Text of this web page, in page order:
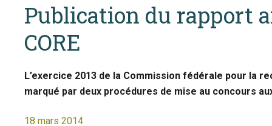
Publication du rapport
CORE
L’exercice 2013 de la Commission fédérale pour la
marqué par deux procédures de mise au concours
18 mars 2014